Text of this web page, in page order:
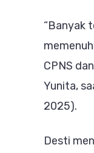
“Banyak
CPNS
Yunita,
2025).
Desti